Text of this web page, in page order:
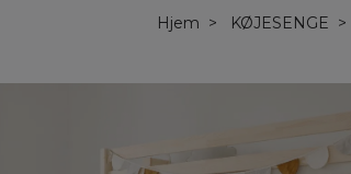
Hjem KØJESENGE